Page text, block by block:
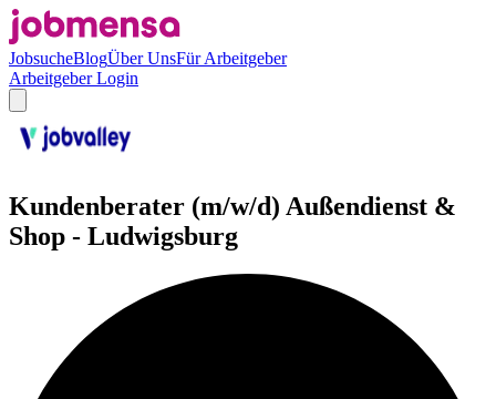
JobsucheBlogÜber UnsFür Arbeitgeber
Arbeitgeber Login
Kundenberater (m/w/d) Außendienst &
Shop - Ludwigsburg